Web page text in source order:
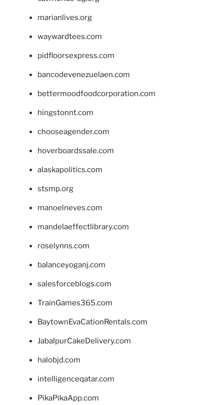
marianlives.org
waywardtees.com
pidfloorsexpress.com
bancodevenezuelaen.com
bettermoodfoodcorporation.com
hingstonnt.com
chooseagender.com
hoverboardssale.com
alaskapolitics.com
stsmp.org
manoelneves.com
mandelaeffectlibrary.com
roselynns.com
balanceyoganj.com
salesforceblogs.com
TrainGames365.com
BaytownEvaCationRentals.com
JabalpurCakeDelivery.com
halobjd.com
intelligenceqatar.com
PikaPikaApp.com